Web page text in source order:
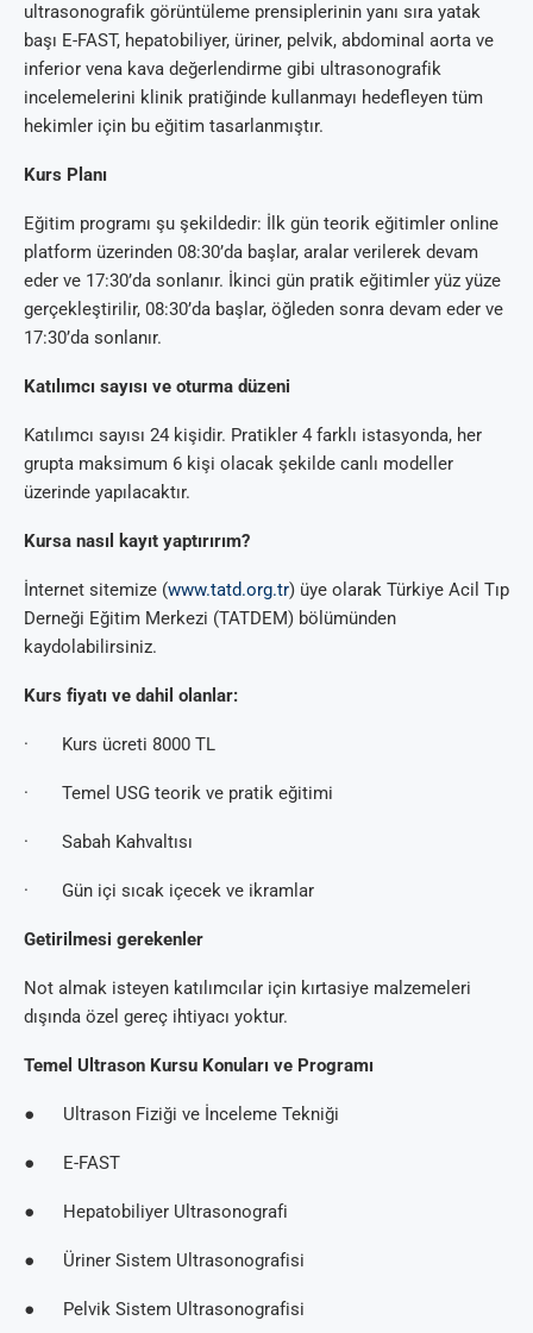
ultrasonografik görüntüleme prensiplerinin yanı sıra yatak
başı E-FAST, hepatobiliyer, üriner, pelvik, abdominal aorta ve
inferior vena kava değerlendirme gibi ultrasonografik
incelemelerini klinik pratiğinde kullanmayı hedefleyen tüm
hekimler için bu eğitim tasarlanmıştır.
Kurs Planı
Eğitim programı şu şekildedir: İlk gün teorik eğitimler online
platform üzerinden 08:30’da başlar, aralar verilerek devam
eder ve 17:30’da sonlanır. İkinci gün pratik eğitimler yüz yüze
gerçekleştirilir, 08:30’da başlar, öğleden sonra devam eder ve
17:30’da sonlanır.
Katılımcı sayısı ve oturma düzeni
Katılımcı sayısı 24 kişidir. Pratikler 4 farklı istasyonda, her
grupta maksimum 6 kişi olacak şekilde canlı modeller
üzerinde yapılacaktır.
Kursa nasıl kayıt yaptırırım?
İnternet sitemize (www.tatd.org.tr) üye olarak Türkiye Acil Tıp
Derneği Eğitim Merkezi (TATDEM) bölümünden
kaydolabilirsiniz.
Kurs fiyatı ve dahil olanlar:
· Kurs ücreti 8000 TL
· Temel USG teorik ve pratik eğitimi
· Sabah Kahvaltısı
· Gün içi sıcak içecek ve ikramlar
Getirilmesi gerekenler
Not almak isteyen katılımcılar için kırtasiye malzemeleri
dışında özel gereç ihtiyacı yoktur.
Temel Ultrason Kursu Konuları ve Programı
● Ultrason Fiziği ve İnceleme Tekniği
● E-FAST
● Hepatobiliyer Ultrasonografi
● Üriner Sistem Ultrasonografisi
● Pelvik Sistem Ultrasonografisi